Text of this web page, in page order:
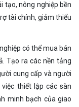
tạo, nông nghiệp bền
tài chính, giảm thiểu
có thể mua bán
Tạo ra các nền tảng
cung cấp và người
thiết lập các sàn
minh bạch của giao